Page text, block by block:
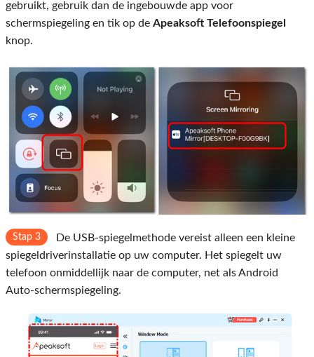
gebruikt, gebruik dan de ingebouwde app voor
schermspiegeling en tik op de Apeaksoft Telefoonspiegel
knop.
Stap 3
De USB-spiegelmethode vereist alleen een kleine
spiegeldriverinstallatie op uw computer. Het spiegelt uw
telefoon onmiddellijk naar de computer, net als Android
Auto-schermspiegeling.